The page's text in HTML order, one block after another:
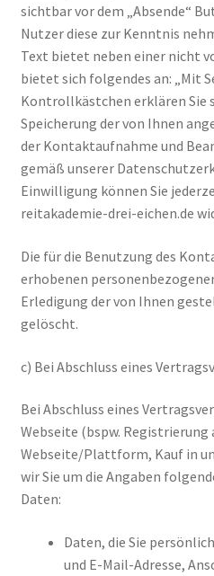
sichtbar vor dem „Absende“
Nutzer diese zur Kenntnis
Text bietet neben einer nicht
bietet sich folgendes an: „Mit
Kontrollkästchen erklären Sie
Speicherung der von Ihnen
der Kontaktaufnahme und
gemäß unserer
Einwilligung können Sie
reitakademie-drei-eichen.de
Die für die Benutzung des
erhobenen
Erledigung der von Ihnen
gelöscht.
c) Bei Abschluss eines
Bei Abschluss eines
Webseite (bspw. Registrierung
Webseite/Plattform, Kauf in
wir Sie um die Angaben
Daten:
Daten, die Sie
und E-Mail-Adresse,